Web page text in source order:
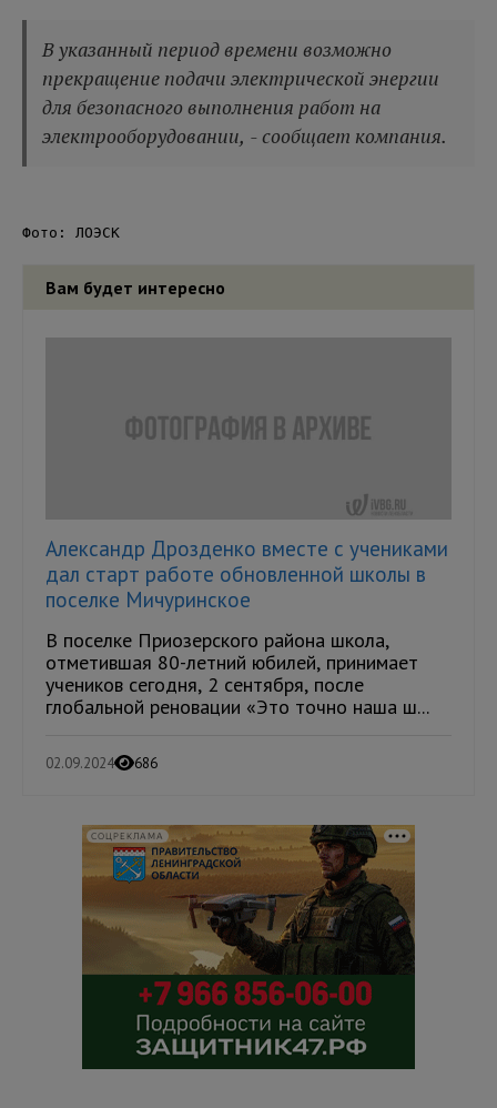
В указанный период времени возможно
прекращение подачи электрической энергии
для безопасного выполнения работ на
электрооборудовании, - сообщает компания.
Фото: ЛОЭСК
Вам будет интересно
Александр Дрозденко вместе с учениками
дал старт работе обновленной школы в
поселке Мичуринское
В поселке Приозерского района школа,
отметившая 80-летний юбилей, принимает
учеников сегодня, 2 сентября, после
глобальной реновации «Это точно наша ш...
02.09.2024 686
СОЦРЕКЛАМА